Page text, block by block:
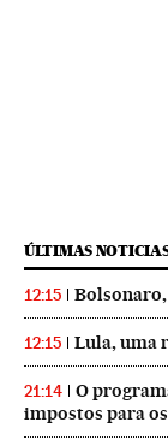
ÚLTIMAS
12:15
12:15 Lula, uma
21:14
O
impostos para